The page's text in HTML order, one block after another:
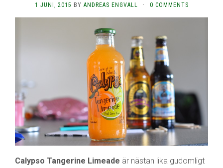
1 JUNI, 2015 BY ANDREAS ENGVALL · 0 COMMENTS
Calypso Tangerine Limeade är nästan lika gudomligt